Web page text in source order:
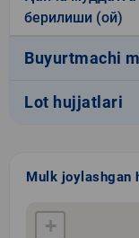
берилиши (ой)
Buyurtmachi
Lot hujjatlari
Mulk joylashgan
+